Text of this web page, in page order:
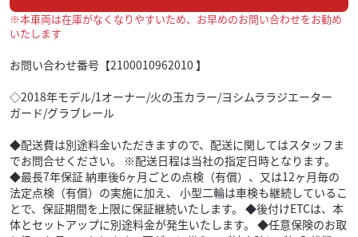
※本車両は在庫がなくなりやすいため、お早めのお問い合わせをお勧め
いたします
お問い合わせ番号【2100010962010 】
◇2018年モデル/1オーナー/火の玉カラー/ヨシムララジエーター
ガード/グラブレール
◆配送費は別途料金いただきますので、配送に関してはスタッフま
でお問合せください。 ※配送日程は当社の指定日時となります。
◆最長7年保証 納車後6ヶ月ごとの点検（有償）、又は12ヶ月毎の
法定点検（有償）の実施に加え、 小型二輪は車検も継続しているこ
とで、保証期間を上限に保証継続いたします。 ◆後付けETCは、本
体とセットアップに別途料金が発生いたします。 ◆任意保険のお取